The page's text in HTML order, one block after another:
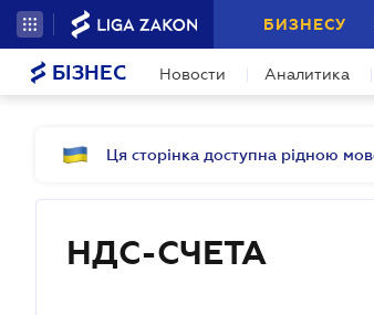
БИЗНЕСУ
БІЗНЕС Новости Аналитика
Ця сторінка доступна рідною
НДС-СЧЕТА